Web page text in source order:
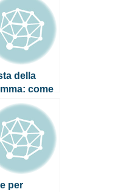
non
della
come
senza
sorprese
per